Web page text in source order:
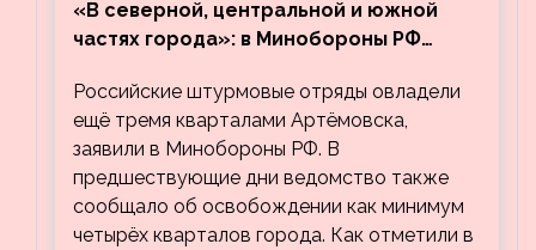
«В северной, центральной и южной
частях города»: в Минобороны РФ
кварталов Артёмовска
Российские штурмовые отряды овладели
ещё тремя кварталами Артёмовска,
заявили в Минобороны РФ. В
предшествующие дни ведомство также
сообщало об освобождении как минимум
четырёх кварталов города. Как отметили в